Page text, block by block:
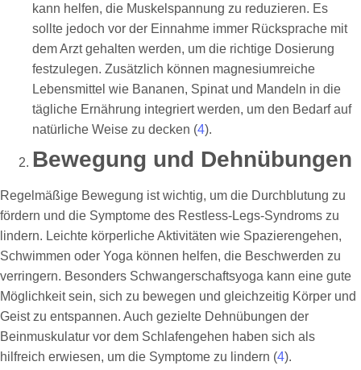
kann helfen, die Muskelspannung zu reduzieren. Es
sollte jedoch vor der Einnahme immer Rücksprache mit
dem Arzt gehalten werden, um die richtige Dosierung
festzulegen. Zusätzlich können magnesiumreiche
Lebensmittel wie Bananen, Spinat und Mandeln in die
tägliche Ernährung integriert werden, um den Bedarf auf
natürliche Weise zu decken (4).
Bewegung und Dehnübungen
Regelmäßige Bewegung ist wichtig, um die Durchblutung zu
fördern und die Symptome des Restless-Legs-Syndroms zu
lindern. Leichte körperliche Aktivitäten wie Spazierengehen,
Schwimmen oder Yoga können helfen, die Beschwerden zu
verringern. Besonders Schwangerschaftsyoga kann eine gute
Möglichkeit sein, sich zu bewegen und gleichzeitig Körper und
Geist zu entspannen. Auch gezielte Dehnübungen der
Beinmuskulatur vor dem Schlafengehen haben sich als
hilfreich erwiesen, um die Symptome zu lindern (4).